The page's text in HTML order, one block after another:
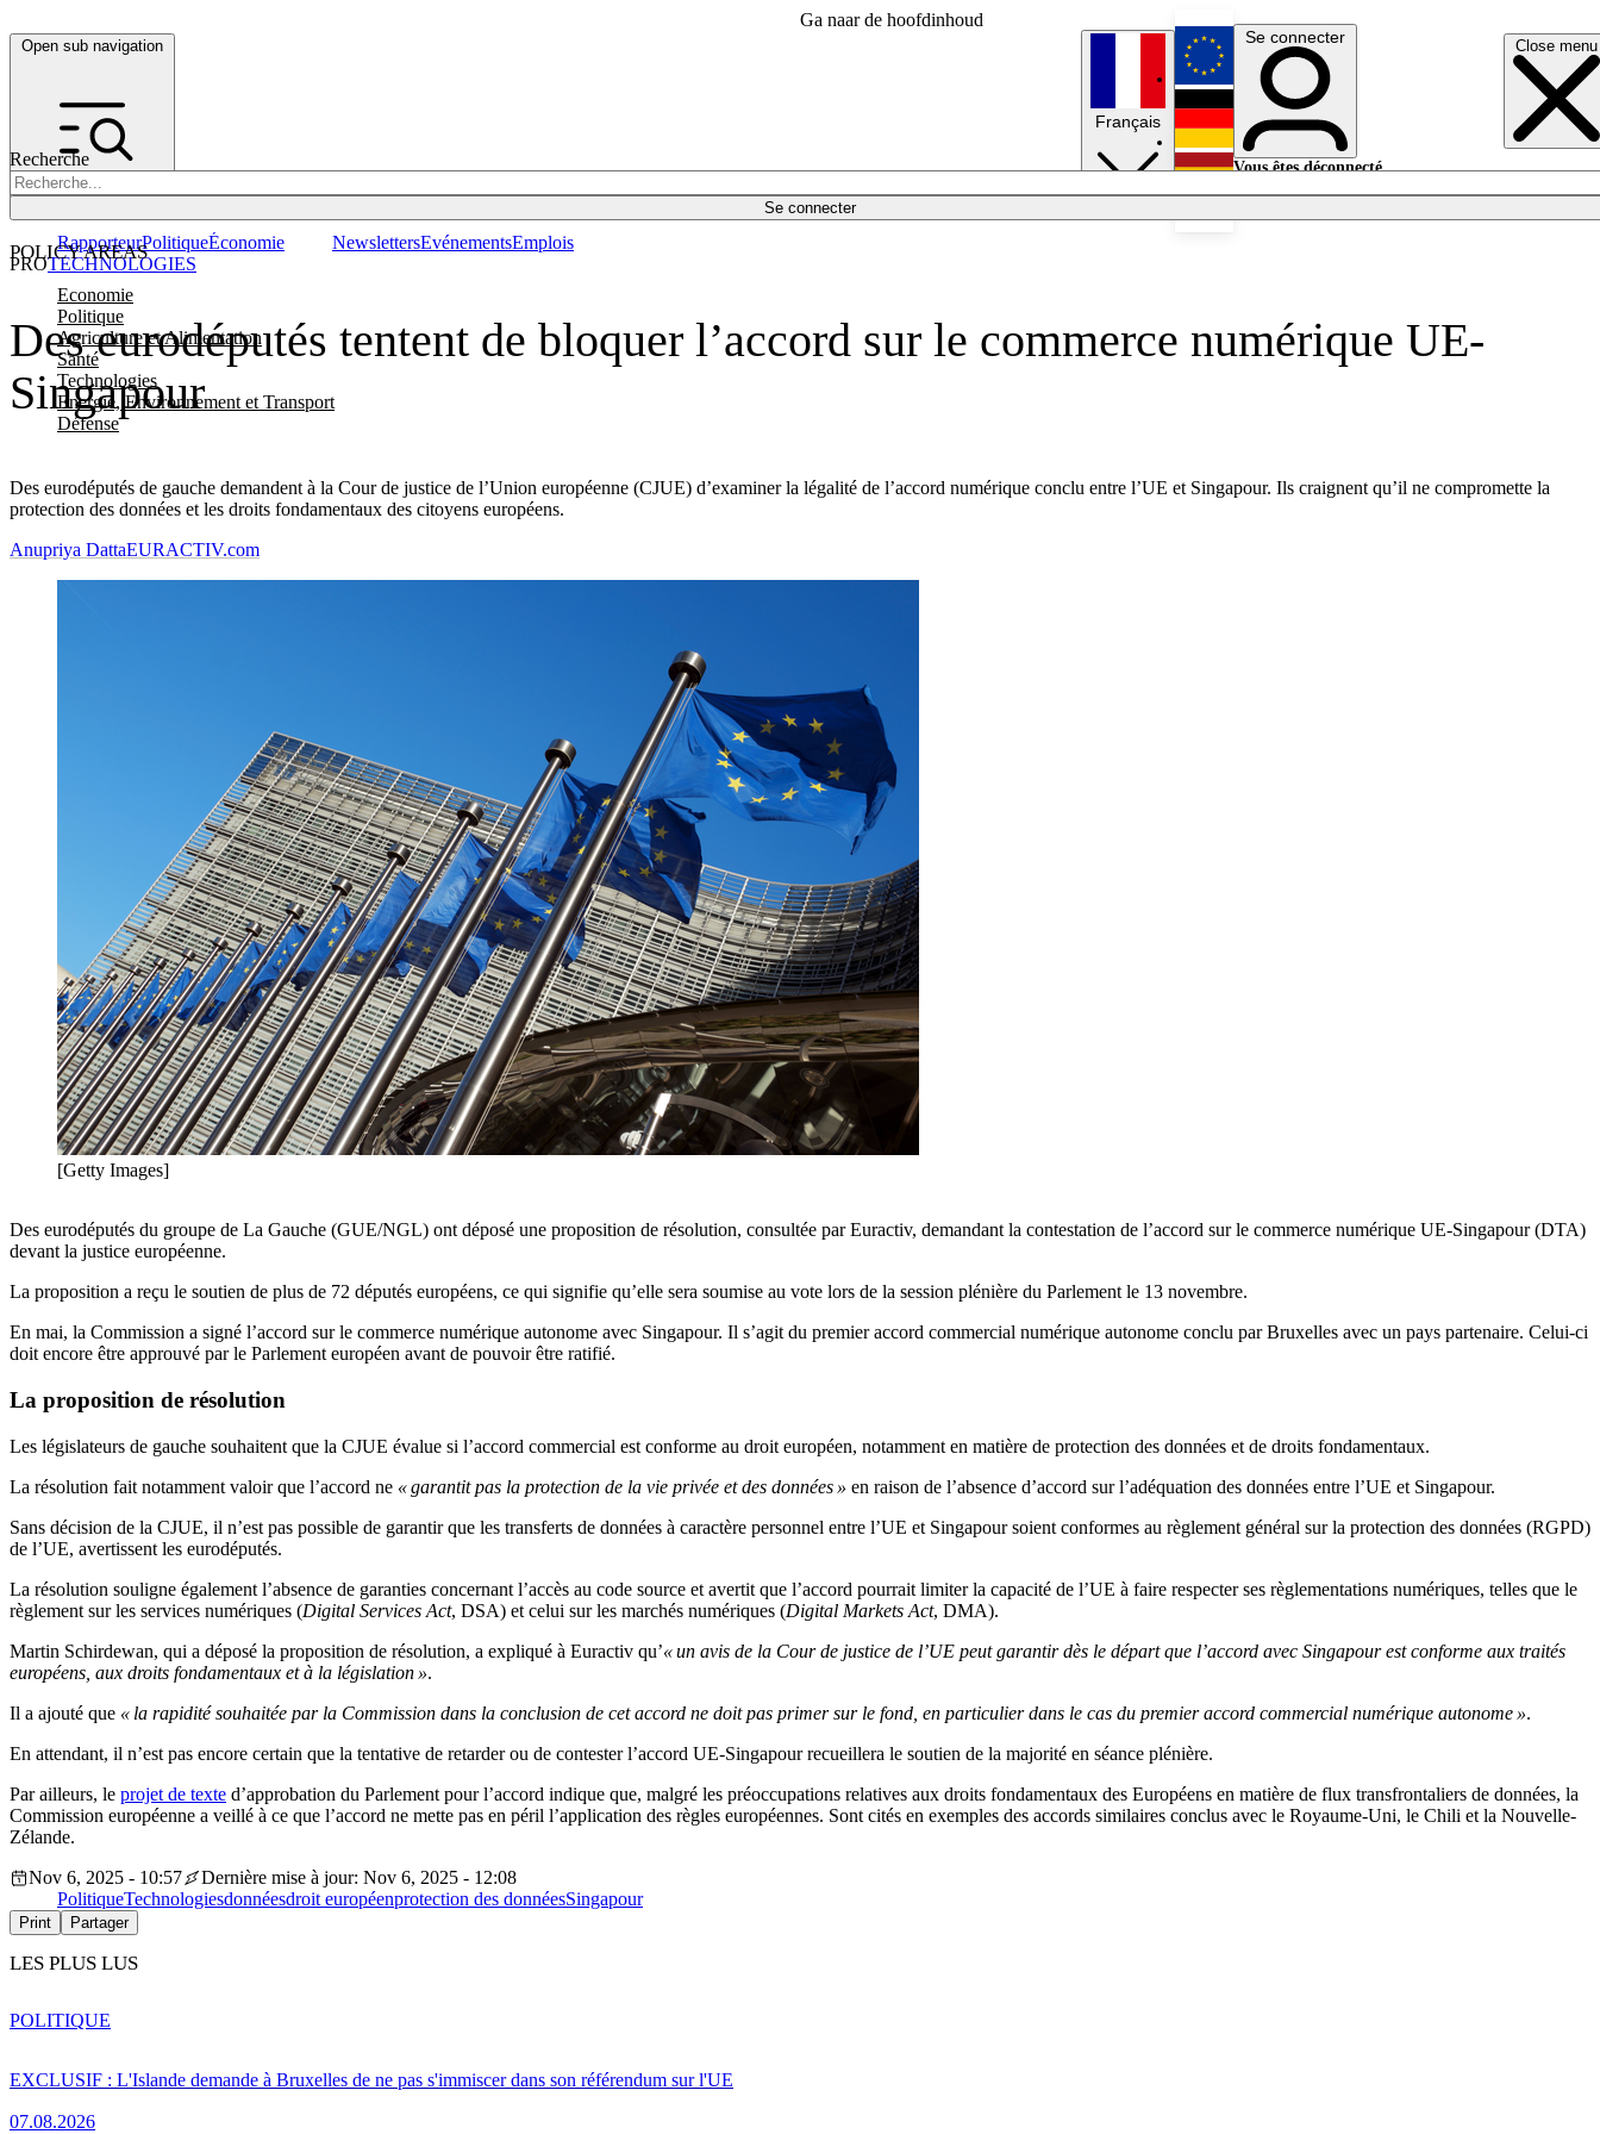
Ga naar de hoofdinhoud
Open sub navigation Close menu
Recherche
Se connecter
POLICY AREAS
Economie
Politique
Agriculture et Alimentation
Santé
Technologies
Energie, Environnement et Transport
Défense
RapporteurPolitiqueÉconomie NewslettersEvénementsEmplois
Français
English
Deutsch
Se connecter
Vous êtes déconnecté.
Des eurodéputés tentent de bloquer l’accord sur le commerce numérique UE-
Singapour
Des eurodéputés de gauche demandent à la Cour de justice de l’Union européenne (CJUE) d’examiner la légalité de l’accord numérique conclu entre l’UE et Singapour. Ils craignent qu’il ne compromette la
protection des données et les droits fondamentaux des citoyens européens.
PROTECHNOLOGIES
Anupriya DattaEURACTIV.com
[Getty Images]
Des eurodéputés du groupe de La Gauche (GUE/NGL) ont déposé une proposition de résolution, consultée par Euractiv, demandant la contestation de l’accord sur le commerce numérique UE-Singapour (DTA)
devant la justice européenne.
La proposition a reçu le soutien de plus de 72 députés européens, ce qui signifie qu’elle sera soumise au vote lors de la session plénière du Parlement le 13 novembre.
En mai, la Commission a signé l’accord sur le commerce numérique autonome avec Singapour. Il s’agit du premier accord commercial numérique autonome conclu par Bruxelles avec un pays partenaire. Celui-ci
doit encore être approuvé par le Parlement européen avant de pouvoir être ratifié.
La proposition de résolution
Les législateurs de gauche souhaitent que la CJUE évalue si l’accord commercial est conforme au droit européen, notamment en matière de protection des données et de droits fondamentaux.
La résolution fait notamment valoir que l’accord ne « garantit pas la protection de la vie privée et des données » en raison de l’absence d’accord sur l’adéquation des données entre l’UE et Singapour.
Sans décision de la CJUE, il n’est pas possible de garantir que les transferts de données à caractère personnel entre l’UE et Singapour soient conformes au règlement général sur la protection des données (RGPD)
de l’UE, avertissent les eurodéputés.
La résolution souligne également l’absence de garanties concernant l’accès au code source et avertit que l’accord pourrait limiter la capacité de l’UE à faire respecter ses règlementations numériques, telles que le
règlement sur les services numériques (Digital Services Act, DSA) et celui sur les marchés numériques (Digital Markets Act, DMA).
Martin Schirdewan, qui a déposé la proposition de résolution, a expliqué à Euractiv qu’« un avis de la Cour de justice de l’UE peut garantir dès le départ que l’accord avec Singapour est conforme aux traités
européens, aux droits fondamentaux et à la législation ».
Il a ajouté que « la rapidité souhaitée par la Commission dans la conclusion de cet accord ne doit pas primer sur le fond, en particulier dans le cas du premier accord commercial numérique autonome ».
En attendant, il n’est pas encore certain que la tentative de retarder ou de contester l’accord UE-Singapour recueillera le soutien de la majorité en séance plénière.
Par ailleurs, le projet de texte d’approbation du Parlement pour l’accord indique que, malgré les préoccupations relatives aux droits fondamentaux des Européens en matière de flux transfrontaliers de données, la
Commission européenne a veillé à ce que l’accord ne mette pas en péril l’application des règles européennes. Sont cités en exemples des accords similaires conclus avec le Royaume-Uni, le Chili et la Nouvelle-
Zélande.
Nov 6, 2025 - 10:57
Dernière mise à jour: Nov 6, 2025 - 12:08
PolitiqueTechnologiesdonnéesdroit européenprotection des donnéesSingapour
Print Partager
LES PLUS LUS
EXCLUSIF : L'Islande demande à Bruxelles de ne pas s'immiscer dans son référendum sur l'UE
07.08.2026
POLITIQUE